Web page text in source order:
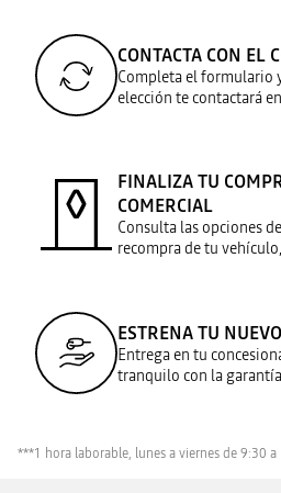
CONTACTA CON EL
Completa el formulario
elección te contactará
FINALIZA TU
COMERCIAL
Consulta las opciones
recompra de tu
ESTRENA TU
Entrega en tu
tranquilo con la
***1 hora laborable, lunes a viernes de 9:30